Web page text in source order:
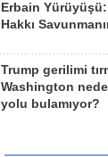
Erbain
Hakkı
Trump gerilimi
Washington
yolu bulamıyor?